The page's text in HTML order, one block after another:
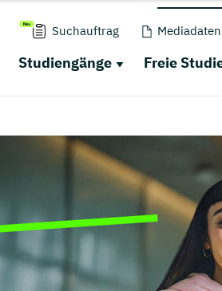
Suchauftrag Mediadaten
Studiengänge Freie